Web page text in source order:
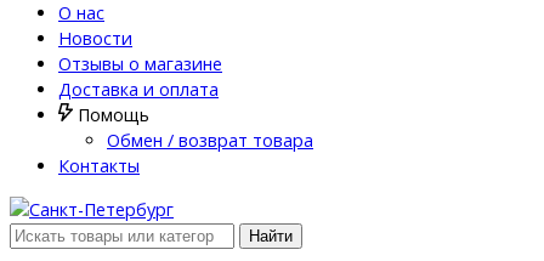
О нас
Новости
Отзывы о магазине
Доставка и оплата
Помощь
Обмен / возврат товара
Контакты
Найти